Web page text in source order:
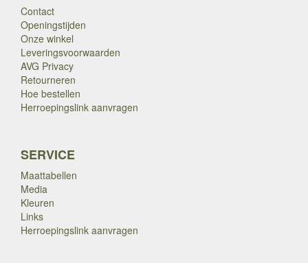
Contact
Openingstijden
Onze winkel
Leveringsvoorwaarden
AVG Privacy
Retourneren
Hoe bestellen
Herroepingslink aanvragen
SERVICE
Maattabellen
Media
Kleuren
Links
Herroepingslink aanvragen